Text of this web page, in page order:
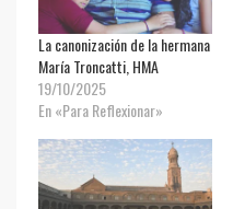
La canonización de la hermana
María Troncatti, HMA
19/10/2025
En «Para Reflexionar»